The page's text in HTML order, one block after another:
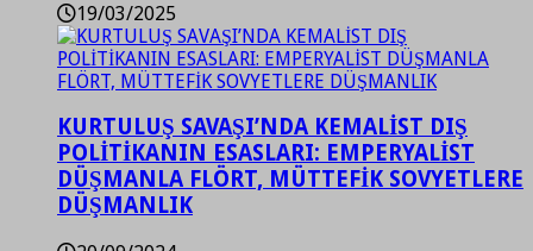
19/03/2025
KURTULUŞ SAVAŞI’NDA KEMALİST DIŞ
POLİTİKANIN ESASLARI: EMPERYALİST
DÜŞMANLA FLÖRT, MÜTTEFİK SOVYETLERE
DÜŞMANLIK